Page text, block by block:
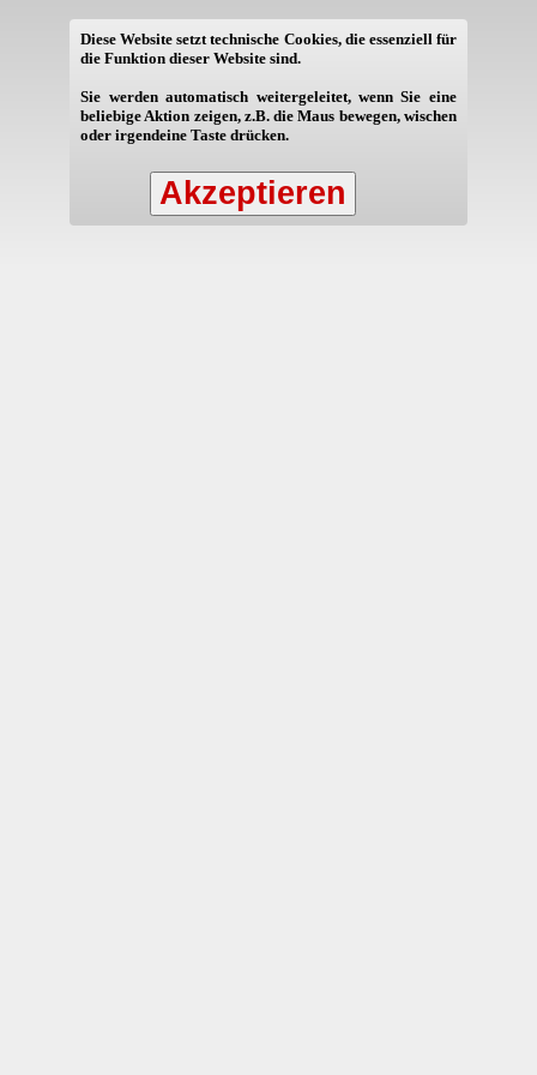
Diese Website setzt technische Cookies, die essenziell für
die Funktion dieser Website sind.
Sie werden automatisch weitergeleitet, wenn Sie eine
beliebige Aktion zeigen, z.B. die Maus bewegen, wischen
oder irgendeine Taste drücken.